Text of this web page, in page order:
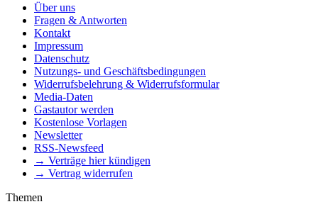
Über uns
Fragen & Antworten
Kontakt
Impressum
Datenschutz
Nutzungs- und Geschäftsbedingungen
Widerrufsbelehrung & Widerrufsformular
Media-Daten
Gastautor werden
Kostenlose Vorlagen
Newsletter
RSS-Newsfeed
→ Verträge hier kündigen
→ Vertrag widerrufen
Themen